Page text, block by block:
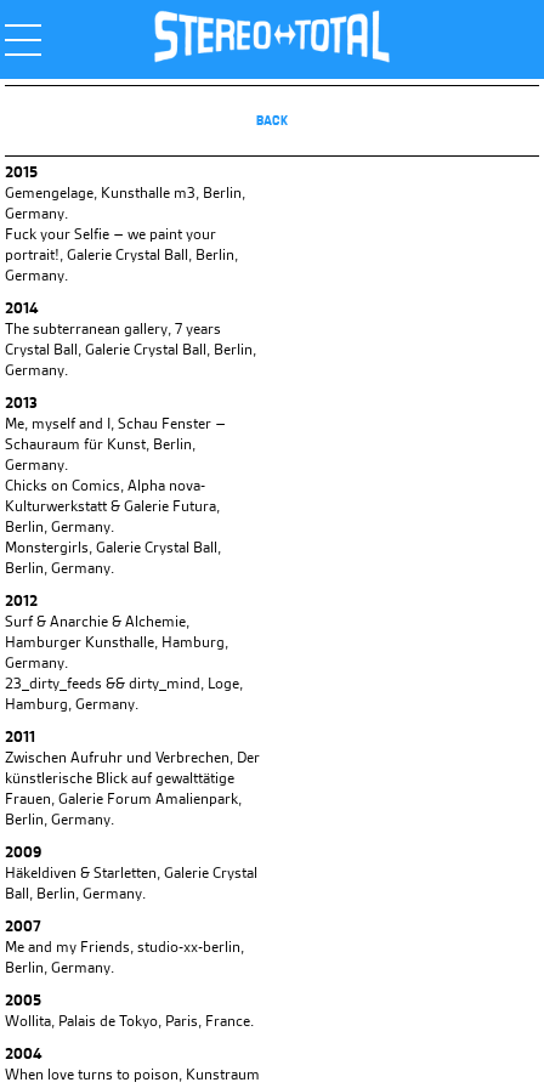
BACK
2015
Gemengelage, Kunsthalle m3, Berlin,
Germany.
Fuck your Selfie – we paint your
portrait!, Galerie Crystal Ball, Berlin,
Germany.
2014
The subterranean gallery, 7 years
Crystal Ball, Galerie Crystal Ball, Berlin,
Germany.
2013
Me, myself and I, Schau Fenster –
Schauraum für Kunst, Berlin,
Germany.
Chicks on Comics, Alpha nova-
Kulturwerkstatt & Galerie Futura,
Berlin, Germany.
Monstergirls, Galerie Crystal Ball,
Berlin, Germany.
2012
Surf & Anarchie & Alchemie,
Hamburger Kunsthalle, Hamburg,
Germany.
23_dirty_feeds && dirty_mind, Loge,
Hamburg, Germany.
2011
Zwischen Aufruhr und Verbrechen, Der
künstlerische Blick auf gewalttätige
Frauen, Galerie Forum Amalienpark,
Berlin, Germany.
2009
Häkeldiven & Starletten, Galerie Crystal
Ball, Berlin, Germany.
2007
Me and my Friends, studio-xx-berlin,
Berlin, Germany.
2005
Wollita, Palais de Tokyo, Paris, France.
2004
When love turns to poison, Kunstraum